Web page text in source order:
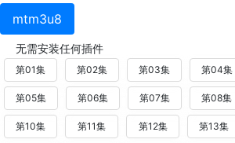
mtm3u8
无需安装任何插件
第01集 第02集 第03集 第04集
第05集 第06集 第07集 第08集
第10集 第11集 第12集 第13集